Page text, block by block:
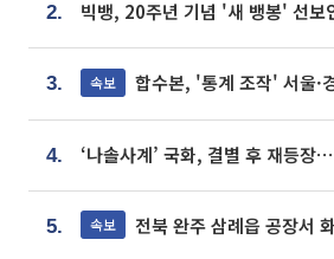
2.
3. 속보 합수본, '통계 조작' 서울·경기·충북 선
4.
5. 속보 전북 완주 삼례읍 공장서